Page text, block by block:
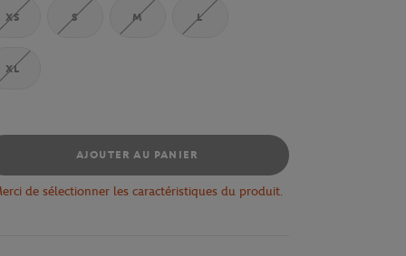
XS S M L
XL
AJOUTER AU PANIER
de sélectionner les caractéristiques du produit.